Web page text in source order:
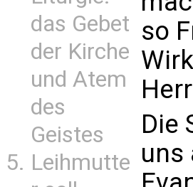
das Gebet
der Kirche
und Atem
des
Geistes
Leihmutte
so
Die
uns